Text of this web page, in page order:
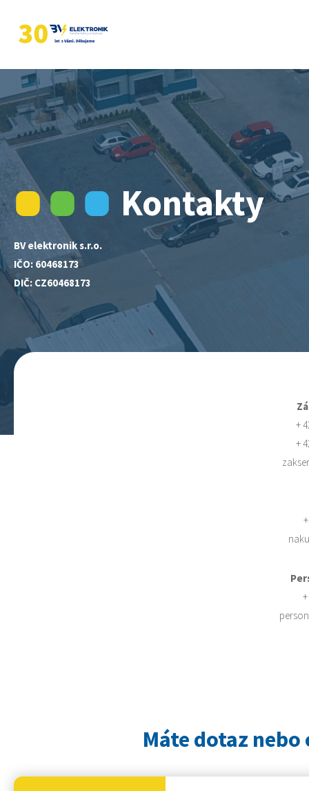
Kontakty
BV elektronik s.r.o.
IČO: 60468173
DIČ: CZ60468173
+
+
Máte dotaz